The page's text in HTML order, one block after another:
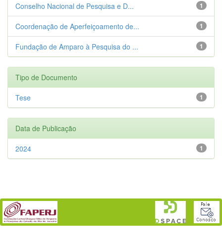
1
Conselho Nacional de Pesquisa e D...
1
Coordenação de Aperfeiçoamento de...
1
Fundação de Amparo à Pesquisa do ...
Tipo de Documento
1
Tese
Data de Publicação
1
2024